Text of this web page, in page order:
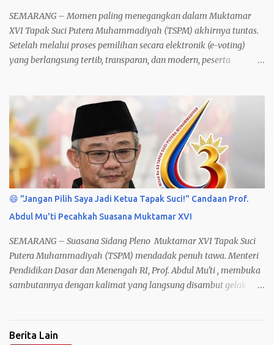
SEMARANG – Momen paling menegangkan dalam Muktamar
XVI Tapak Suci Putera Muhammadiyah (TSPM) akhirnya tuntas.
Setelah melalui proses pemilihan secara elektronik (e-voting)
yang berlangsung tertib, transparan, dan modern, peserta
😄 "Jangan Pilih Saya Jadi Ketua Tapak Suci!" Candaan Prof.
Abdul Mu'ti Pecahkah Suasana Muktamar XVI
SEMARANG – Suasana Sidang Pleno Muktamar XVI Tapak Suci
Putera Muhammadiyah (TSPM) mendadak penuh tawa. Menteri
Pendidikan Dasar dan Menengah RI, Prof. Abdul Mu'ti , membuka
sambutannya dengan kalimat yang langsung disambut gelak
Berita Lain